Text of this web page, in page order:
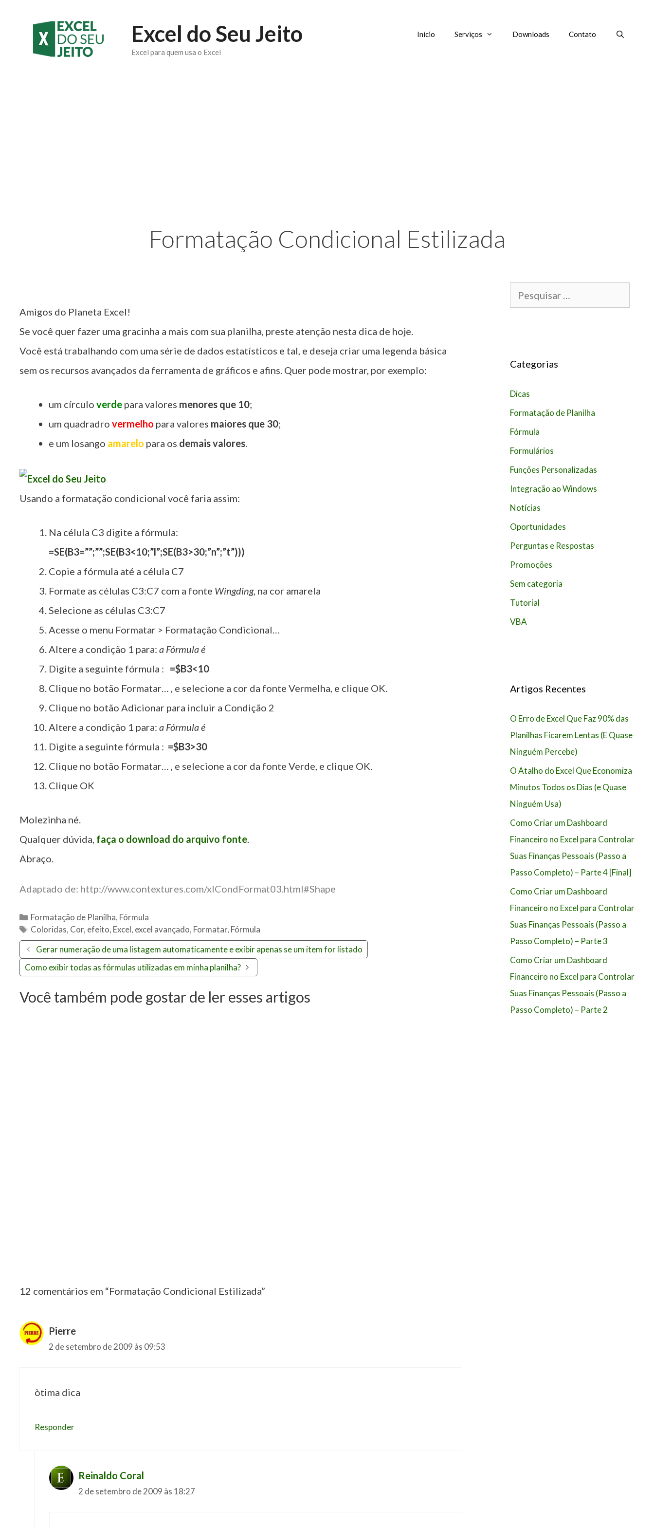
Excel do Seu Jeito
Excel para quem usa o Excel
Início Serviços Downloads Contato
Formatação Condicional Estilizada
Amigos do Planeta Excel!
Se você quer fazer uma gracinha a mais com sua planilha, preste atenção nesta dica de hoje.
Você está trabalhando com uma série de dados estatísticos e tal, e deseja criar uma legenda básica
sem os recursos avançados da ferramenta de gráficos e afins. Quer pode mostrar, por exemplo:
um círculo verde para valores menores que 10;
um quadradro vermelho para valores maiores que 30;
e um losango amarelo para os demais valores.
Usando a formatação condicional você faria assim:
Na célula C3 digite a fórmula:
=SE(B3=””;””;SE(B3<10;”l”;SE(B3>30;”n”;”t”)))
Copie a fórmula até a célula C7
Formate as células C3:C7 com a fonte Wingding, na cor amarela
Selecione as células C3:C7
Acesse o menu Formatar > Formatação Condicional…
Altere a condição 1 para: a Fórmula é
Digite a seguinte fórmula : =$B3<10
Clique no botão Formatar… , e selecione a cor da fonte Vermelha, e clique OK.
Clique no botão Adicionar para incluir a Condição 2
Altere a condição 1 para: a Fórmula é
Digite a seguinte fórmula : =$B3>30
Clique no botão Formatar… , e selecione a cor da fonte Verde, e clique OK.
Clique OK
Molezinha né.
Qualquer dúvida, faça o download do arquivo fonte.
Abraço.
Adaptado de: http://www.contextures.com/xlCondFormat03.html#Shape
C
a
t
g
o
i
Formatação de Planilha, Fórmula
T
a
s
Coloridas, Cor, efeito, Excel, excel avançado, Formatar, Fórmula
a
g
Gerar numeração de uma listagem automaticamente e exibir apenas se um item for listado
Como exibir todas as fórmulas utilizadas em minha planilha?
Você também pode gostar de ler esses artigos
12 comentários em “Formatação Condicional Estilizada”
Pierre
2 de setembro de 2009 às 09:53
òtima dica
Responder
Reinaldo Coral
2 de setembro de 2009 às 18:27
e
s
o
r
Categorias
Dicas
Formatação de Planilha
Fórmula
Formulários
Funções Personalizadas
Integração ao Windows
Notícias
Oportunidades
Perguntas e Respostas
Promoções
Sem categoria
Tutorial
VBA
Artigos Recentes
O Erro de Excel Que Faz 90% das
Planilhas Ficarem Lentas (E Quase
Ninguém Percebe)
O Atalho do Excel Que Economiza
Minutos Todos os Dias (e Quase
Ninguém Usa)
Como Criar um Dashboard
Financeiro no Excel para Controlar
Suas Finanças Pessoais (Passo a
Passo Completo) – Parte 4 [Final]
Como Criar um Dashboard
Financeiro no Excel para Controlar
Suas Finanças Pessoais (Passo a
Passo Completo) – Parte 3
Como Criar um Dashboard
Financeiro no Excel para Controlar
Suas Finanças Pessoais (Passo a
Passo Completo) – Parte 2